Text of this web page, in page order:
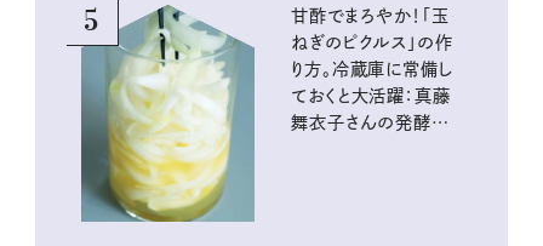
5
甘酢でまろやか！「玉
ねぎのピクルス」の作
り方。冷蔵庫に常備し
ておくと大活躍：真藤
舞衣子さんの発酵と